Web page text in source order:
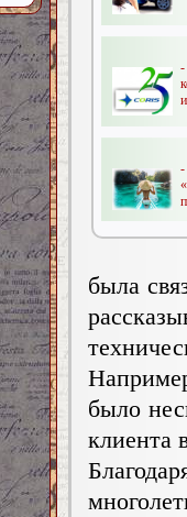
-
была
было
клиента